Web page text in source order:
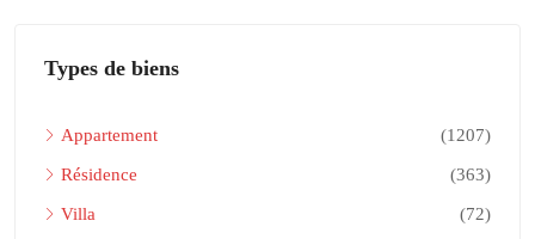
Types de biens
Appartement (1207)
Résidence (363)
Villa (72)